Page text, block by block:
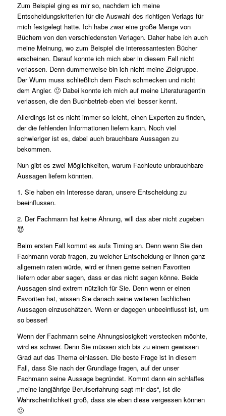
Zum Beispiel ging es mir so, nachdem ich meine
Entscheidungskriterien für die Auswahl des richtigen Verlags für
mich festgelegt hatte. Ich habe zwar eine große Menge von
Büchern von den verschiedensten Verlagen. Daher habe ich auch
meine Meinung, wo zum Beispiel die interessantesten Bücher
erscheinen. Darauf konnte ich mich aber in diesem Fall nicht
verlassen. Denn dummerweise bin ich nicht meine Zielgruppe.
Der Wurm muss schließlich dem Fisch schmecken und nicht
dem Angler. 🙂 Dabei konnte ich mich auf meine Literaturagentin
verlassen, die den Buchbetrieb eben viel besser kennt.
Allerdings ist es nicht immer so leicht, einen Experten zu finden,
der die fehlenden Informationen liefern kann. Noch viel
schwieriger ist es, dabei auch brauchbare Aussagen zu
bekommen.
Nun gibt es zwei Möglichkeiten, warum Fachleute unbrauchbare
Aussagen liefern könnten.
1. Sie haben ein Interesse daran, unsere Entscheidung zu
beeinflussen.
2. Der Fachmann hat keine Ahnung, will das aber nicht zugeben
😈
Beim ersten Fall kommt es aufs Timing an. Denn wenn Sie den
Fachmann vorab fragen, zu welcher Entscheidung er Ihnen ganz
allgemein raten würde, wird er ihnen gerne seinen Favoriten
liefern oder aber sagen, dass er das nicht sagen könne. Beide
Aussagen sind extrem nützlich für Sie. Denn wenn er einen
Favoriten hat, wissen Sie danach seine weiteren fachlichen
Aussagen einzuschätzen. Wenn er dagegen unbeeinflusst ist, um
so besser!
Wenn der Fachmann seine Ahnungslosigkeit verstecken möchte,
wird es schwer. Denn Sie müssen sich bis zu einem gewissen
Grad auf das Thema einlassen. Die beste Frage ist in diesem
Fall, dass Sie nach der Grundlage fragen, auf der unser
Fachmann seine Aussage begründet. Kommt dann ein schlaffes
„meine langjährige Berufserfahrung sagt mir das“, ist die
Wahrscheinlichkeit groß, dass sie eben diese vergessen können
🙂